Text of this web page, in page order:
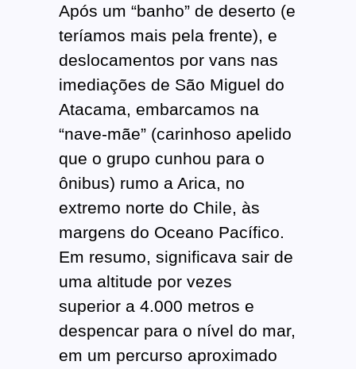
Após um “banho” de deserto (e
teríamos mais pela frente), e
deslocamentos por vans nas
imediações de São Miguel do
Atacama, embarcamos na
“nave-mãe” (carinhoso apelido
que o grupo cunhou para o
ônibus) rumo a Arica, no
extremo norte do Chile, às
margens do Oceano Pacífico.
Em resumo, significava sair de
uma altitude por vezes
superior a 4.000 metros e
despencar para o nível do mar,
em um percurso aproximado